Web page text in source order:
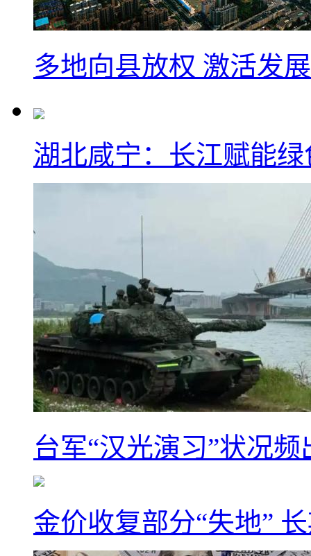
多地向县放权 激活发
湖北咸宁：长江赋能
台军“汉光演习”状况
金价收复部分“失地”